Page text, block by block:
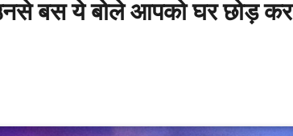
बस ये बोले आपको घर छोड़ कर